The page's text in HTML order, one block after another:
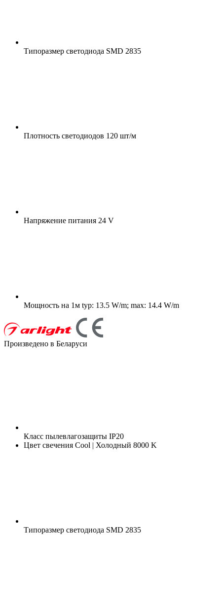
Типоразмер светодиода SMD 2835
Плотность светодиодов 120 шт/м
Напряжение питания 24 V
Мощность на 1м typ: 13.5 W/m; max: 14.4 W/m
Произведено в Беларуси
Класс пылевлагозащиты IP20
Цвет свечения Cool | Холодный 8000 K
Типоразмер светодиода SMD 2835